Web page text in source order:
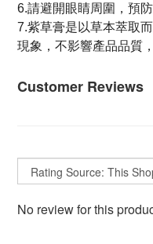
6.請避開眼睛周圍，預
7.紫草膏是以草本萃取
現象，不影響產品品質
Customer Reviews
No review for this